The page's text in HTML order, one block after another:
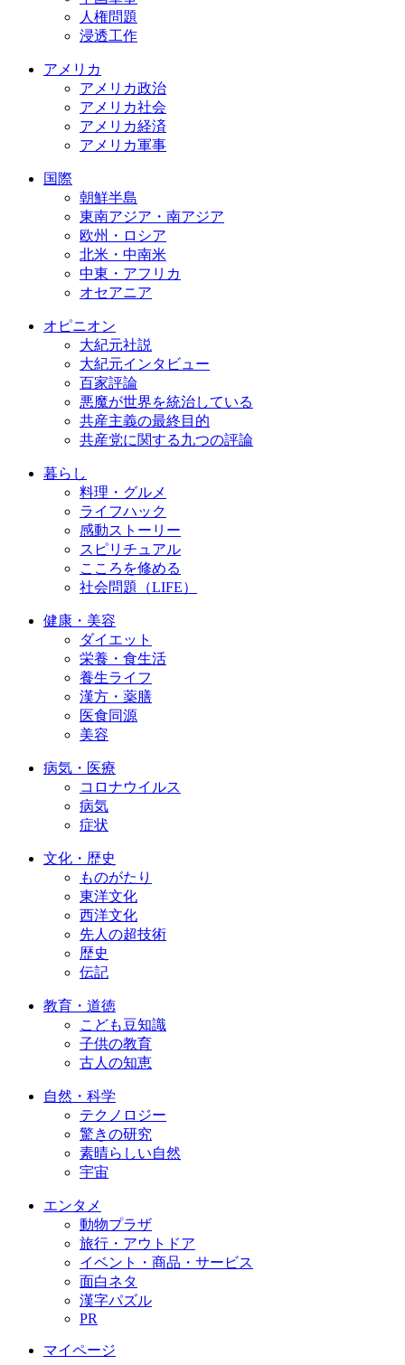
人権問題
浸透工作
アメリカ
アメリカ政治
アメリカ社会
アメリカ経済
アメリカ軍事
国際
朝鮮半島
東南アジア・南アジア
欧州・ロシア
北米・中南米
中東・アフリカ
オセアニア
オピニオン
大紀元社説
大紀元インタビュー
百家評論
悪魔が世界を統治している
共産主義の最終目的
共産党に関する九つの評論
暮らし
料理・グルメ
ライフハック
感動ストーリー
スピリチュアル
こころを修める
社会問題（LIFE）
健康・美容
ダイエット
栄養・食生活
養生ライフ
漢方・薬膳
医食同源
美容
病気・医療
コロナウイルス
病気
症状
文化・歴史
ものがたり
東洋文化
西洋文化
先人の超技術
歴史
伝記
教育・道徳
こども豆知識
子供の教育
古人の知恵
自然・科学
テクノロジー
驚きの研究
素晴らしい自然
宇宙
エンタメ
動物プラザ
旅行・アウトドア
イベント・商品・サービス
面白ネタ
漢字パズル
PR
マイページ